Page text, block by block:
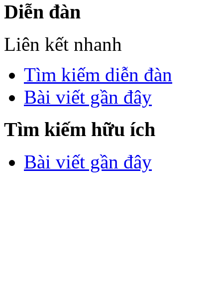
Diễn đàn
Liên kết nhanh
Tìm kiếm diễn đàn
Bài viết gần đây
Tìm kiếm hữu ích
Bài viết gần đây